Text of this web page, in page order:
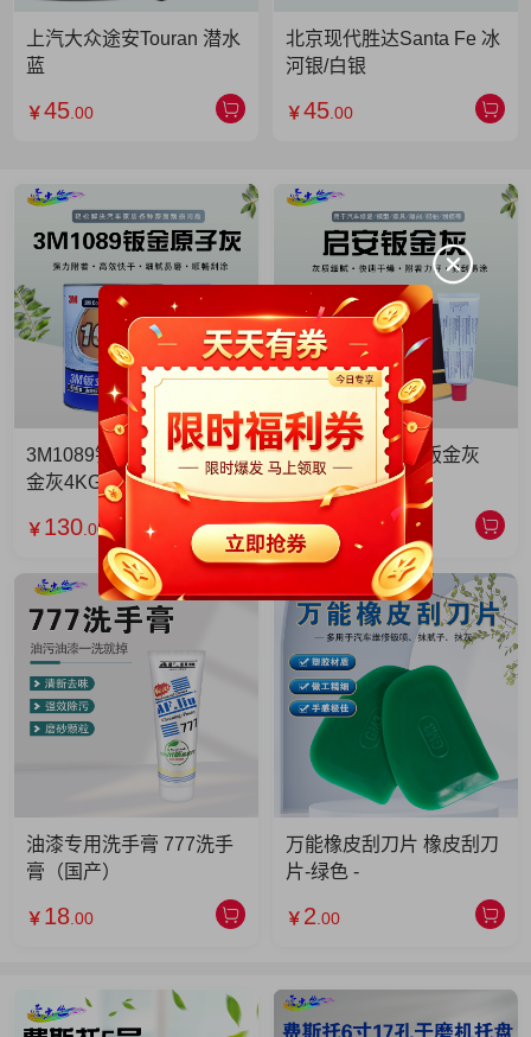
上汽大众途安Touran 潜水
蓝
￥45 .00
北京现代胜达Santa Fe 冰
河银/白银
￥45 .00
3M1089钣金灰 3M1089钣
金灰4KG 单罐
￥ 130 .00
启安钣金灰 启安钣金灰
2KG 单罐
￥49.90
油漆专用洗手膏 777洗手
膏（国产）
￥ 18 .00
万能橡皮刮刀片 橡皮刮刀
片-绿色 -
￥ 2 .00